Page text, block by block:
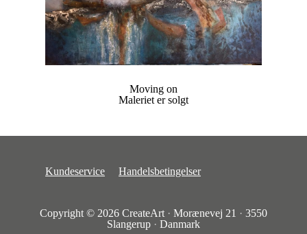
Moving on
Maleriet er solgt
Kundeservice Handelsbetingelser
Copyright © 2026 CreateArt · Morænevej 21 · 3550
Slangerup · Danmark